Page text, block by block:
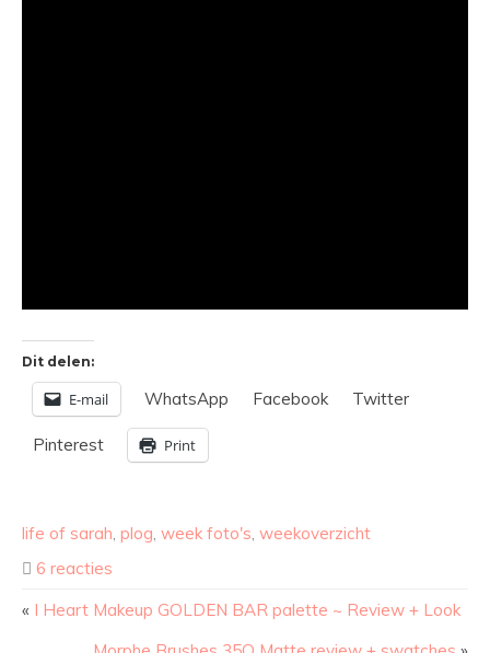
Dit delen:
E-mail WhatsApp Facebook Twitter
Pinterest Print
life of sarah, plog, week foto's, weekoverzicht
6 reacties
« I Heart Makeup GOLDEN BAR palette ~ Review + Look